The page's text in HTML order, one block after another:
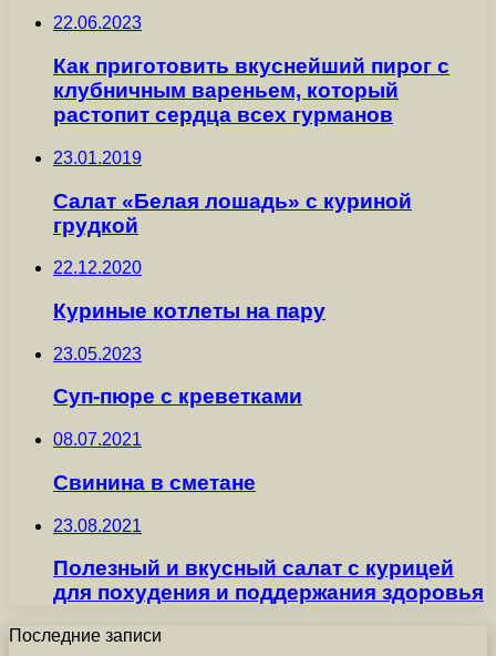
22.06.2023
Как приготовить вкуснейший пирог с
клубничным вареньем, который
растопит сердца всех гурманов
23.01.2019
Салат «Белая лошадь» с куриной
грудкой
22.12.2020
Куриные котлеты на пару
23.05.2023
Суп-пюре с креветками
08.07.2021
Свинина в сметане
23.08.2021
Полезный и вкусный салат с курицей
для похудения и поддержания здоровья
Последние записи